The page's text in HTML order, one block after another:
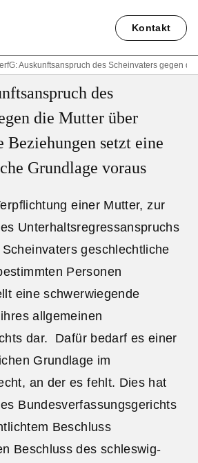
Kontakt
Auskunftsanspruch des Scheinvaters gegen
des
die Mutter über
Beziehungen setzt eine
Grundlage voraus
einer Mutter, zur
Unterhaltsregressanspruchs
geschlechtliche
Personen
eine schwerwiegende
allgemeinen
dar. Dafür bedarf es einer
Grundlage im
an der es fehlt. Dies hat
Bundesverfassungsgerichts
Beschluss
Beschluss des schleswig-